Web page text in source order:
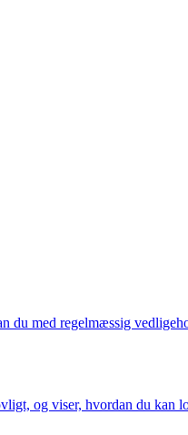
med regelmæssig
og viser, hvordan du kan